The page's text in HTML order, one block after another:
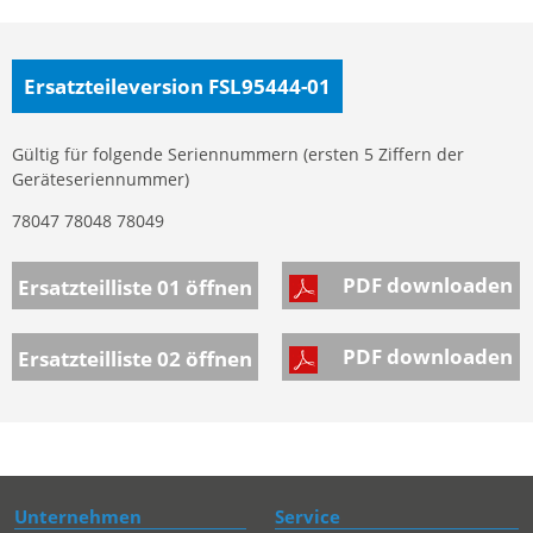
Ersatzteileversion FSL95444-01
Gültig für folgende Seriennummern (ersten 5 Ziffern der
Geräteseriennummer)
78047 78048 78049
Ersatzteilliste 01 öffnen PDF downloaden
Ersatzteilliste 02 öffnen PDF downloaden
Unternehmen Service